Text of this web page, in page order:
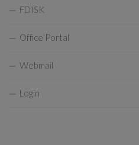
FDISK
Office Portal
Webmail
Login